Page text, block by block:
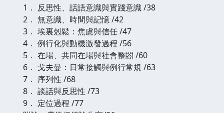
1． 反思性、話語意識與實踐意識 /38
2． 無意識、時間與記憶 /42
3． 埃裏剋鬆：焦慮與信任 /47
4． 例行化與動機激發過程 /56
5． 在場、共同在場與社會整閤 /60
6． 戈夫曼：日常接觸與例行常規 /63
7． 序列性 /68
8． 談話與反思性 /73
9． 定位過程 /77